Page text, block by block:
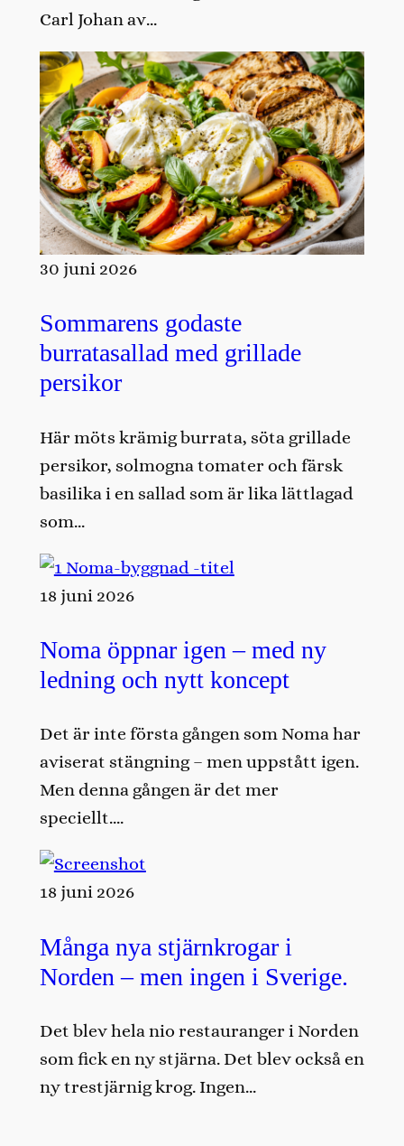
Carl Johan av…
30 juni 2026
Sommarens godaste
burratasallad med grillade
persikor
Här möts krämig burrata, söta grillade
persikor, solmogna tomater och färsk
basilika i en sallad som är lika lättlagad
som…
18 juni 2026
Noma öppnar igen – med ny
ledning och nytt koncept
Det är inte första gången som Noma har
aviserat stängning – men uppstått igen.
Men denna gången är det mer
speciellt….
18 juni 2026
Många nya stjärnkrogar i
Norden – men ingen i Sverige.
Det blev hela nio restauranger i Norden
som fick en ny stjärna. Det blev också en
ny trestjärnig krog. Ingen…